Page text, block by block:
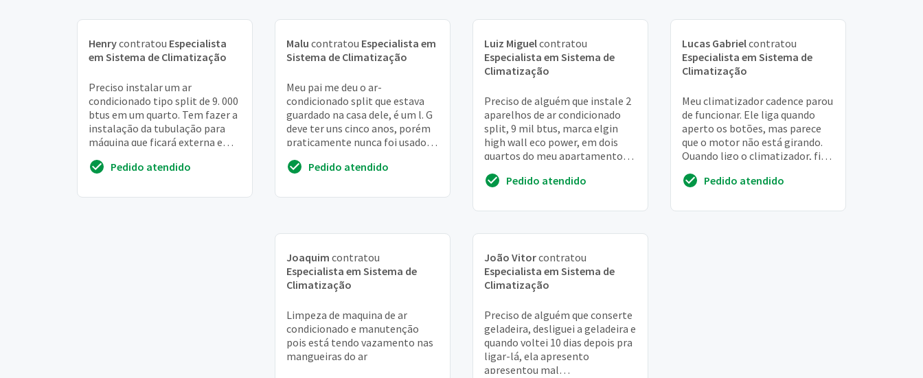
Henrycontratou Especialista
em Sistema de Climatização
Preciso instalar um ar
condicionado tipo split de 9. 000
btus em um quarto. Tem fazer a
instalação da tubulação para
máquina que ficará externa e
Pedido atendido
Malu contratou Especialista em
Sistema de Climatização
Meu pai me deu o ar-
condicionado split que estava
guardado na casa dele, é um l. G
deve ter uns cinco anos, porém
praticamente nunca foi usado,
casa Pedido atendido
Luiz Miguelcontratou
Especialista em Sistema de
Climatização
Preciso de alguém que instale 2
aparelhos de ar condicionado
split, 9 mil btus, marca elgin
high wall eco power, em dois
quartos do meu apartamento
Moro no t...
Pedido atendido
Lucas Gabrielcontratou
Especialista em Sistema de
Climatização
Meu climatizador cadence parou
de funcionar. Ele liga quando
aperto os botões, mas parece
que o motor não está girando.
Quando ligo o climatizador, fica
venti...Pedido atendido
Joaquim contratou
Especialista em Sistema de
Climatização
Limpeza de maquina de ar
condicionado e manutenção
pois está tendo vazamento nas
mangueiras do ar
João Vitorcontratou
Especialista em Sistema de
Climatização
Preciso de alguém que conserte
geladeira, desliguei a geladeira e
quando voltei 10 dias depois pra
ligar-lá, ela apresento
apresentou mal